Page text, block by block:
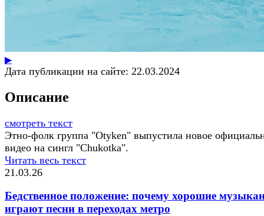
▶
Дата публикации на сайте: 22.03.2024
Описание
смотреть текст
Этно-фолк группа "Otyken" выпустила новое
видео на сингл "Chukotka".
Читать весь текст
21.03.26
Бедственное положение: почему хорошие
играют песни в переходах метро